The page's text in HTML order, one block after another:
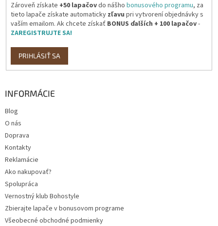
Zároveň získate +50 lapačovdo nášho bonusového programu, za
tieto lapače získate automaticky zľavu pri vytvorení objednávky s
vaším emailom. Ak chcete získať BONUS ďalších + 100 lapačov-
ZAREGISTRUJTE SA!
PRIHLÁSIŤ SA
INFORMÁCIE
Blog
O nás
Doprava
Kontakty
Reklamácie
Ako nakupovať?
Spolupráca
Vernostný klub Bohostyle
Zbierajte lapače v bonusovom programe
Všeobecné obchodné podmienky